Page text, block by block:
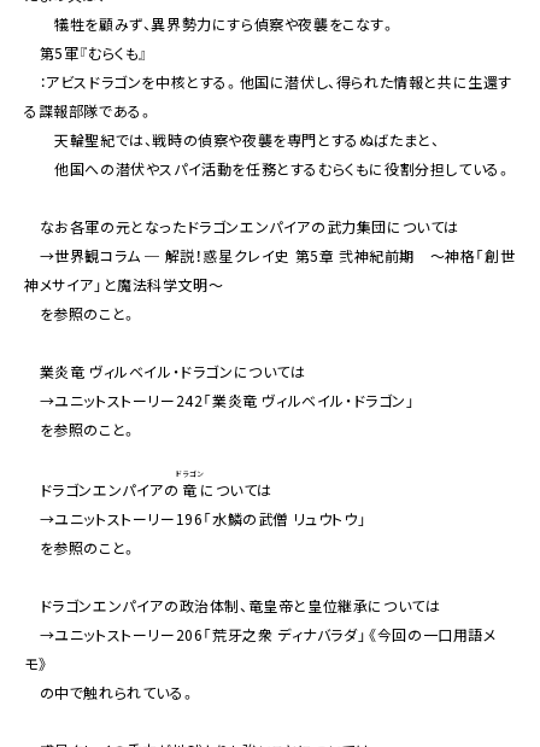
犠牲を顧みず、異界勢力にすら偵察や夜襲をこなす。
第5軍『むらくも』
：アビスドラゴンを中核とする。他国に潜伏し、得られた情報と共に生還す
る諜報部隊である。
天輪聖紀では、戦時の偵察や夜襲を専門とするぬばたまと、
他国への潜伏やスパイ活動を任務とするむらくもに役割分担している。
なお各軍の元となったドラゴンエンパイアの武力集団については
→世界観コラム ─ 解説！惑星クレイ史 第5章 弐神紀前期 ～神格「創世
神メサイア」と魔法科学文明～
を参照のこと。
業炎竜 ヴィルベイル・ドラゴンについては
→ユニットストーリー242「業炎竜 ヴィルベイル・ドラゴン」
を参照のこと。
ドラゴンエンパイアの 竜
ドラゴン
については
→ユニットストーリー196「水鱗の武僧 リュウトウ」
を参照のこと。
ドラゴンエンパイアの政治体制、竜皇帝と皇位継承については
→ユニットストーリー206「荒牙之衆 ディナバラダ」《今回の一口用語メ
モ》
の中で触れられている。